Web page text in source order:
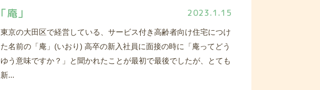
2023.1.15
「庵」
東京の大田区で経営している、サービス付き高齢者向け住宅につけ
た名前の「庵」(いおり) 高卒の新入社員に面接の時に「庵ってどう
ゆう意味ですか？」と聞かれたことが最初で最後でしたが、とても
新...